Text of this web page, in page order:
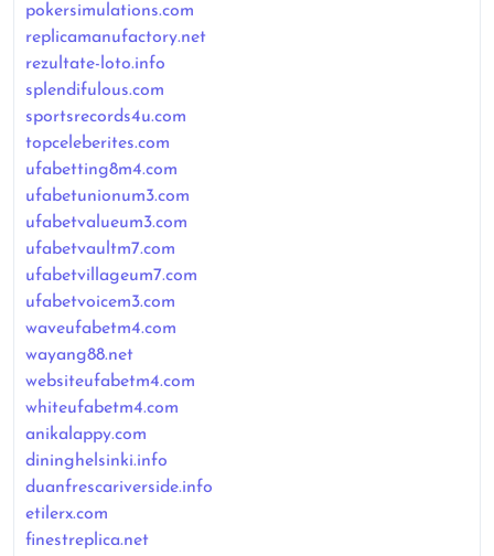
pokersimulations.com
replicamanufactory.net
rezultate-loto.info
splendifulous.com
sportsrecords4u.com
topceleberites.com
ufabetting8m4.com
ufabetunionum3.com
ufabetvalueum3.com
ufabetvaultm7.com
ufabetvillageum7.com
ufabetvoicem3.com
waveufabetm4.com
wayang88.net
websiteufabetm4.com
whiteufabetm4.com
anikalappy.com
dininghelsinki.info
duanfrescariverside.info
etilerx.com
finestreplica.net